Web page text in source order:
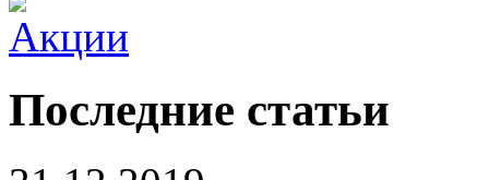
Последние статьи